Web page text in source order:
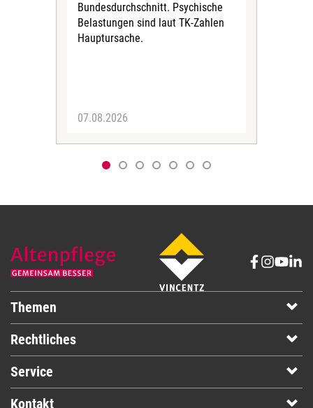
Bundesdurchschnitt. Psychische
Belastungen sind laut TK-Zahlen
Hauptursache.
07.08.2026
Themen
Rechtliches
Service
Kontakt